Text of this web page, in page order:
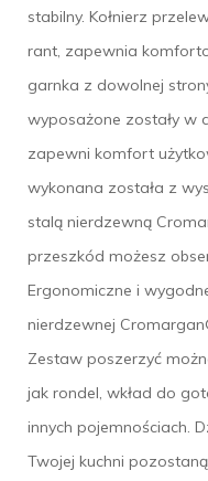
stabilny. Kołnierz
rant, zapewnia
garnka z dowolnej
wyposażone zostały w
zapewni komfort
wykonana została z
stalą nierdzewną
przeszkód możesz
Ergonomiczne i
nierdzewnej
Zestaw poszerzyć
jak rondel, wkład do
innych pojemnościach.
Twojej kuchni